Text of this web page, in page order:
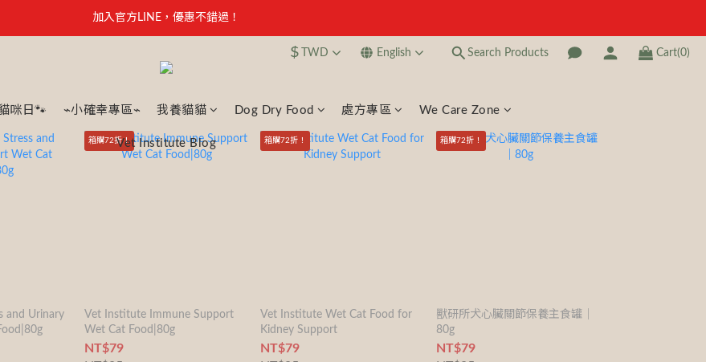
【安心聲明】 獸研所全品項未使用問題油品，點我看詳情 →
加入官方LINE，優惠不錯過！
【安心聲明】 獸研所全品項未使用問題油品，點我看詳情 →
$ TWD English Search Products Cart(0)
咪日🐾 ⌁小確幸專區⌁ 我養貓貓 Dog Dry Food 處方專區 We Care Zone
Vet Institute Blog
and Urinary
箱購72折！
Vet Institute Immune Support
Wet Cat Food|80g
NT$79
箱購72折！
Vet Institute Wet Cat Food for
Kidney Support
NT$79
箱購72折！
獸研所犬心臟關節保養主食罐｜
80g
NT$79